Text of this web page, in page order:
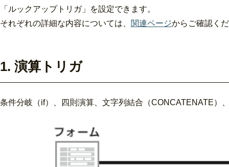
「ルックアップトリガ」を設定できます。
それぞれの詳細な内容については、 関連ページからご確認く
1. 演算トリガ
条件分岐（if）、四則演算、文字列結合（CONCATENATE）